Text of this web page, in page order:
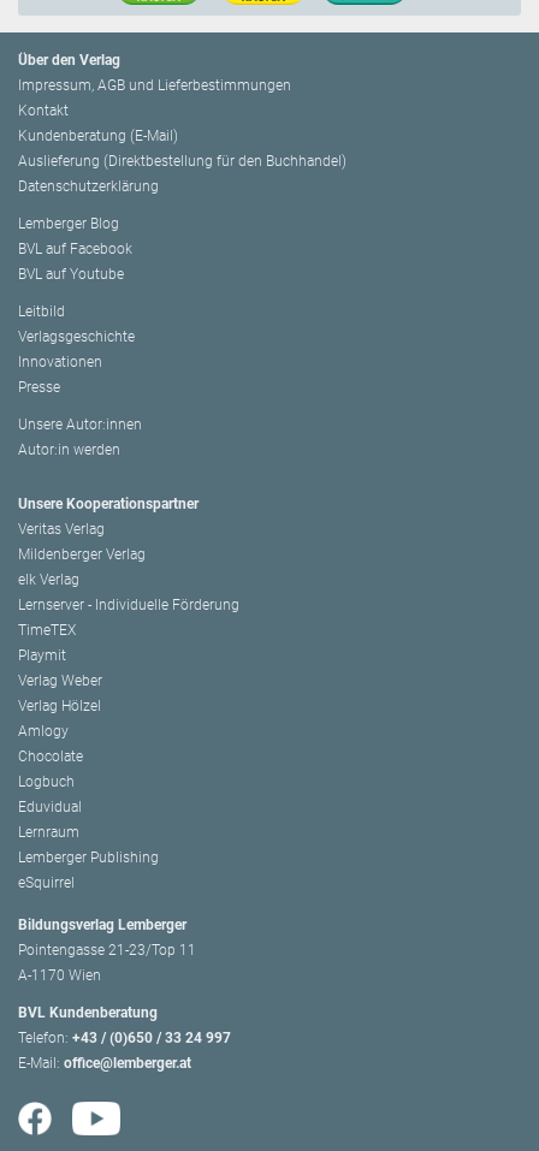
Über den Verlag
Impressum, AGB und Lieferbestimmungen
Kontakt
Kundenberatung (E-Mail)
Auslieferung (Direktbestellung für den Buchhandel)
Datenschutzerklärung
Lemberger Blog
BVL auf Facebook
BVL auf Youtube
Leitbild
Verlagsgeschichte
Innovationen
Presse
Unsere Autor:innen
Autor:in werden
Unsere Kooperationspartner
Veritas Verlag
Mildenberger Verlag
elk Verlag
Lernserver - Individuelle Förderung
TimeTEX
Playmit
Verlag Weber
Verlag Hölzel
Amlogy
Chocolate
Logbuch
Eduvidual
Lernraum
Lemberger Publishing
eSquirrel
Bildungsverlag Lemberger
Pointengasse 21-23/Top 11
A-1170 Wien
BVL Kundenberatung
Telefon: +43 / (0)650 / 33 24 997
E-Mail: office@lemberger.at